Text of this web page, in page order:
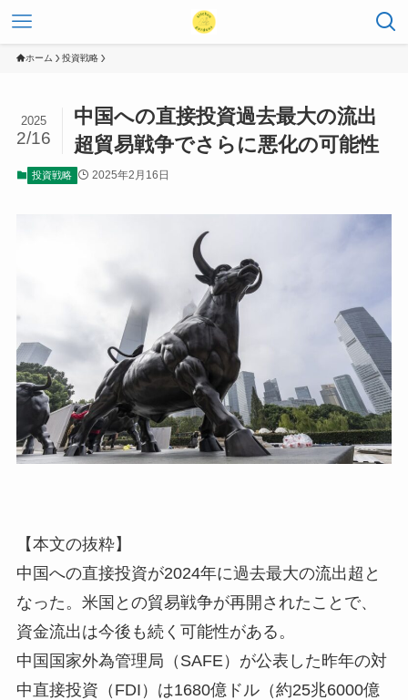
ホーム 投資戦略
中国への直接投資過去最大の流出
超貿易戦争でさらに悪化の可能性
2025
2/16
投資戦略 2025年2月16日
【本文の抜粋】
中国への直接投資が2024年に過去最大の流出超と
なった。米国との貿易戦争が再開されたことで、
資金流出は今後も続く可能性がある。
中国国家外為管理局（SAFE）が公表した昨年の対
中直接投資（FDI）は1680億ドル（約25兆6000億